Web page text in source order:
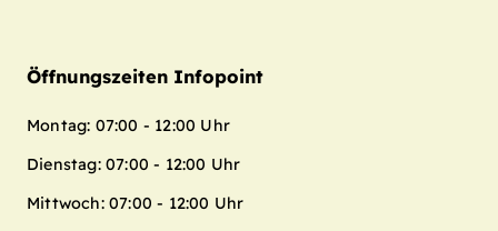
Öffnungszeiten Infopoint
Montag: 07:00 - 12:00 Uhr
Dienstag: 07:00 - 12:00 Uhr
Mittwoch: 07:00 - 12:00 Uhr